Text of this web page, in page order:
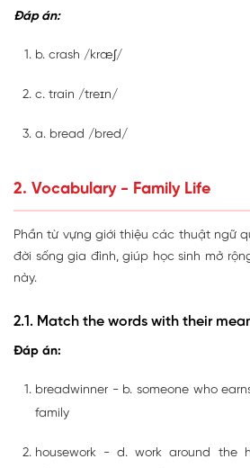
Đáp án:
b. crash /kræʃ/
c. train /treɪn/
a. bread /bred/
2. Vocabulary - Family Life
Phần từ vựng giới thiệu các thuật ngữ
đời sống gia đình, giúp học sinh mở
này.
2.1. Match the words with their
Đáp án:
breadwinner - b. someone who
family
housework - d. work around the